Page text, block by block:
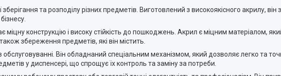
та розподілу різних предметів. Виготовлений з високоякісного акрилу,
міцну конструкцію і високу стійкість до пошкоджень. Акрил є міцним матеріалом,
збереження предметів, які він містить.
Він обладнаний спеціальним механізмом, який дозволяє легко та
у диспенсері, що спрощує їх контроль та заміну за потреби.